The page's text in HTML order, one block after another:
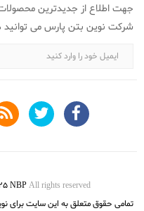
جهت اطلاع از جدیدترین
شرکت نوین بتن پارس می توانید
NBPAll rights reserved
تمامی حقوق متعلق به این سایت برای